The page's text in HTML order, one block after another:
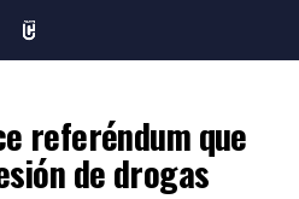
referéndum que
de drogas